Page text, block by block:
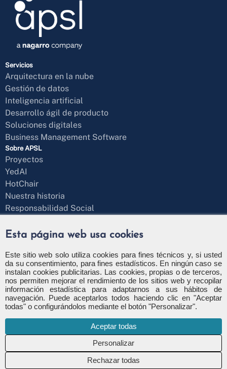
Servicios
Arquitectura en la nube
Gestión de datos
Inteligencia artificial
Desarrollo ágil de producto
Soluciones digitales
Business Management Software
Sobre APSL
Proyectos
YedAI
HotChair
Nuestra historia
Responsabilidad Social
¿Hablamos?
Formulario de contacto
+34 971 43 97 71
info@apsl.net
Política de cookies
Canal de denuncia
Esta página web usa cookies
Este sitio web solo utiliza cookies para fines técnicos y, si usted
da su consentimiento, para fines estadísticos. En ningún caso se
instalan cookies publicitarias. Las cookies, propias o de terceros,
nos permiten mejorar el rendimiento de los sitios web y recopilar
información estadística para adaptarnos a sus hábitos de
navegación. Puede aceptarlos todos haciendo clic en "Aceptar
todas" o configurándolos mediante el botón "Personalizar".
Aceptar todas
Rechazar todas